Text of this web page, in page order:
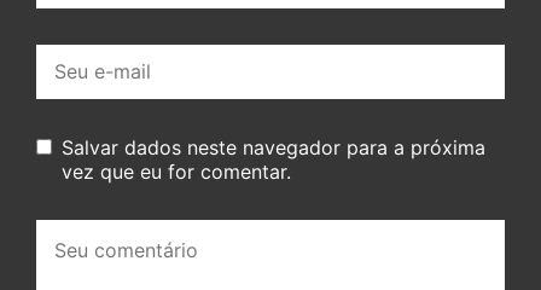
mail:
Salvar dados neste navegador para a próxima
vez que eu for comentar.
comentário: